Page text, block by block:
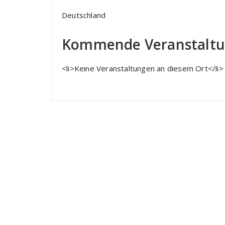
Deutschland
Kommende
<li>Keine Veranstaltungen an diesem Ort</li>